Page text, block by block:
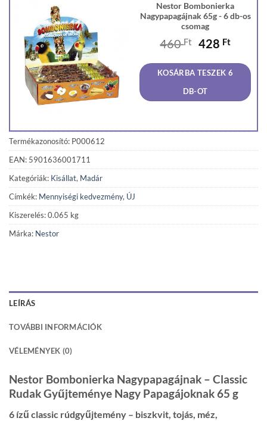
Nestor Bombonierka
Nagypapagájnak 65g - 6 db-os
csomag
460Ft
Original
was:
460 Ft.
428 Ft
is:
428
KOSÁRBA TESZEK 6
DB-OT
Termékazonosító: P000612
EAN: 5901636001711
Kategóriák: Kisállat, Madár
Címkék: Mennyiségi kedvezmény, ÚJ
Kiszerelés: 0.065 kg
Márka: Nestor
LEÍRÁS
TOVÁBBI INFORMÁCIÓK
VÉLEMÉNYEK (0)
Nestor Bombonierka Nagypapagájnak – Classic
Rudak Gyűjteménye Nagy Papagájoknak 65 g
6 ízű classic rúdgyűjtemény – biszkvit, tojás, méz,